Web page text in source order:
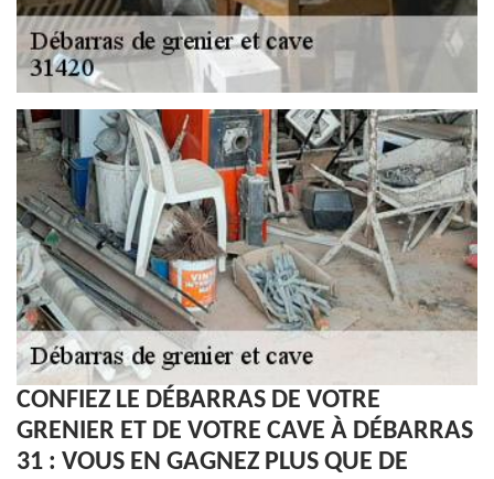
CONFIEZ LE DÉBARRAS DE VOTRE
GRENIER ET DE VOTRE CAVE À DÉBARRAS
31 : VOUS EN GAGNEZ PLUS QUE DE